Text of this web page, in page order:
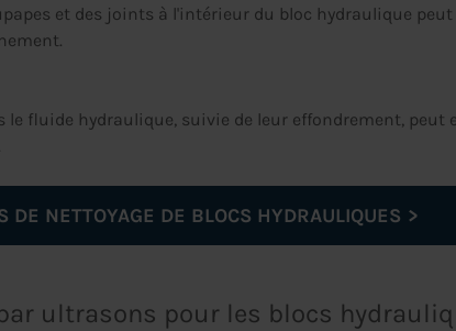
et des joints à l'intérieur du bloc hydraulique
le fluide hydraulique, suivie de leur effondrement,
DE NETTOYAGE DE BLOCS HYDRAULIQUES
ultrasons pour les blocs